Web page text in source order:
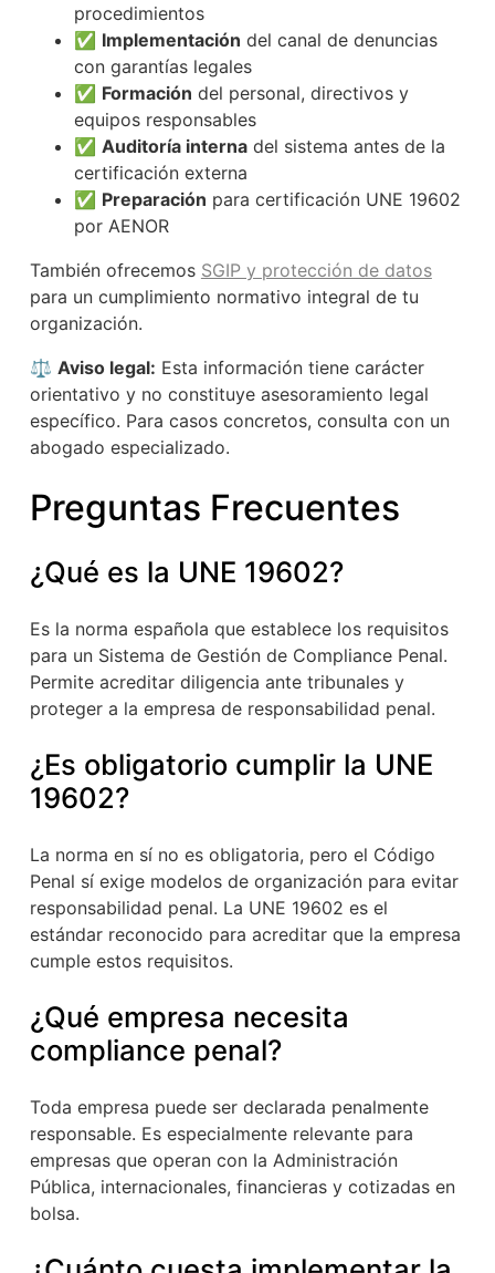
procedimientos
✅ Implementación del canal de denuncias
con garantías legales
✅ Formación del personal, directivos y
equipos responsables
✅ Auditoría internadel sistema antes de la
certificación externa
✅ Preparación para certificación UNE 19602
por AENOR
También ofrecemos SGIP y protección de datos
para un cumplimiento normativo integral de tu
organización.
⚖️ Aviso legal: Esta información tiene carácter
orientativo y no constituye asesoramiento legal
específico. Para casos concretos, consulta con un
abogado especializado.
Preguntas Frecuentes
¿Qué es la UNE 19602?
Es la norma española que establece los requisitos
para un Sistema de Gestión de Compliance Penal.
Permite acreditar diligencia ante tribunales y
proteger a la empresa de responsabilidad penal.
¿Es obligatorio cumplir la UNE
19602?
La norma en sí no es obligatoria, pero el Código
Penal sí exige modelos de organización para evitar
responsabilidad penal. La UNE 19602 es el
estándar reconocido para acreditar que la empresa
cumple estos requisitos.
¿Qué empresa necesita
compliance penal?
Toda empresa puede ser declarada penalmente
responsable. Es especialmente relevante para
empresas que operan con la Administración
Pública, internacionales, financieras y cotizadas en
bolsa.